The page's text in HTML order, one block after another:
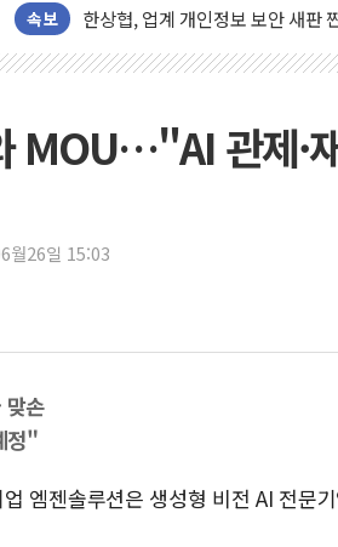
속보
한상협, 업계 개인정보 보안 새판
뉴욕증시, 고용 쇼크에 금리 인
유럽증시, 美 고용 예상 밖 부진
미 연준 매파 기세 꺾이나…고용 감
이란 핵심 원유 수출항 '하르그
美 고용 쇼크에 엔화 장중 급등…
[사진] 이슬람 수니파 3개국, 공동
뉴욕증시 개장 전 특징주...아틀
MOU…"AI 관제·
월26일 15:03
맞손
정"
엠젠솔루션은 생성형 비전 AI 전문